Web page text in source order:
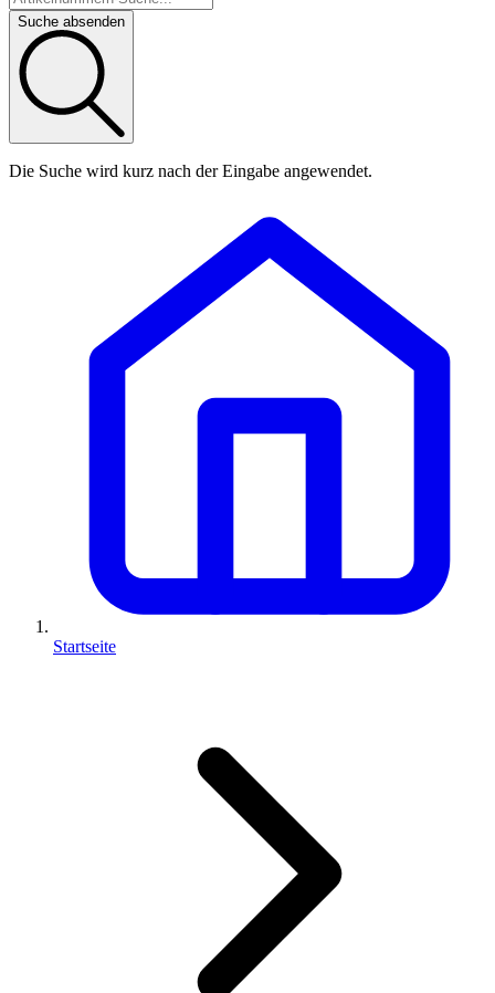
Suche absenden
Die Suche wird kurz nach der Eingabe angewendet.
Startseite